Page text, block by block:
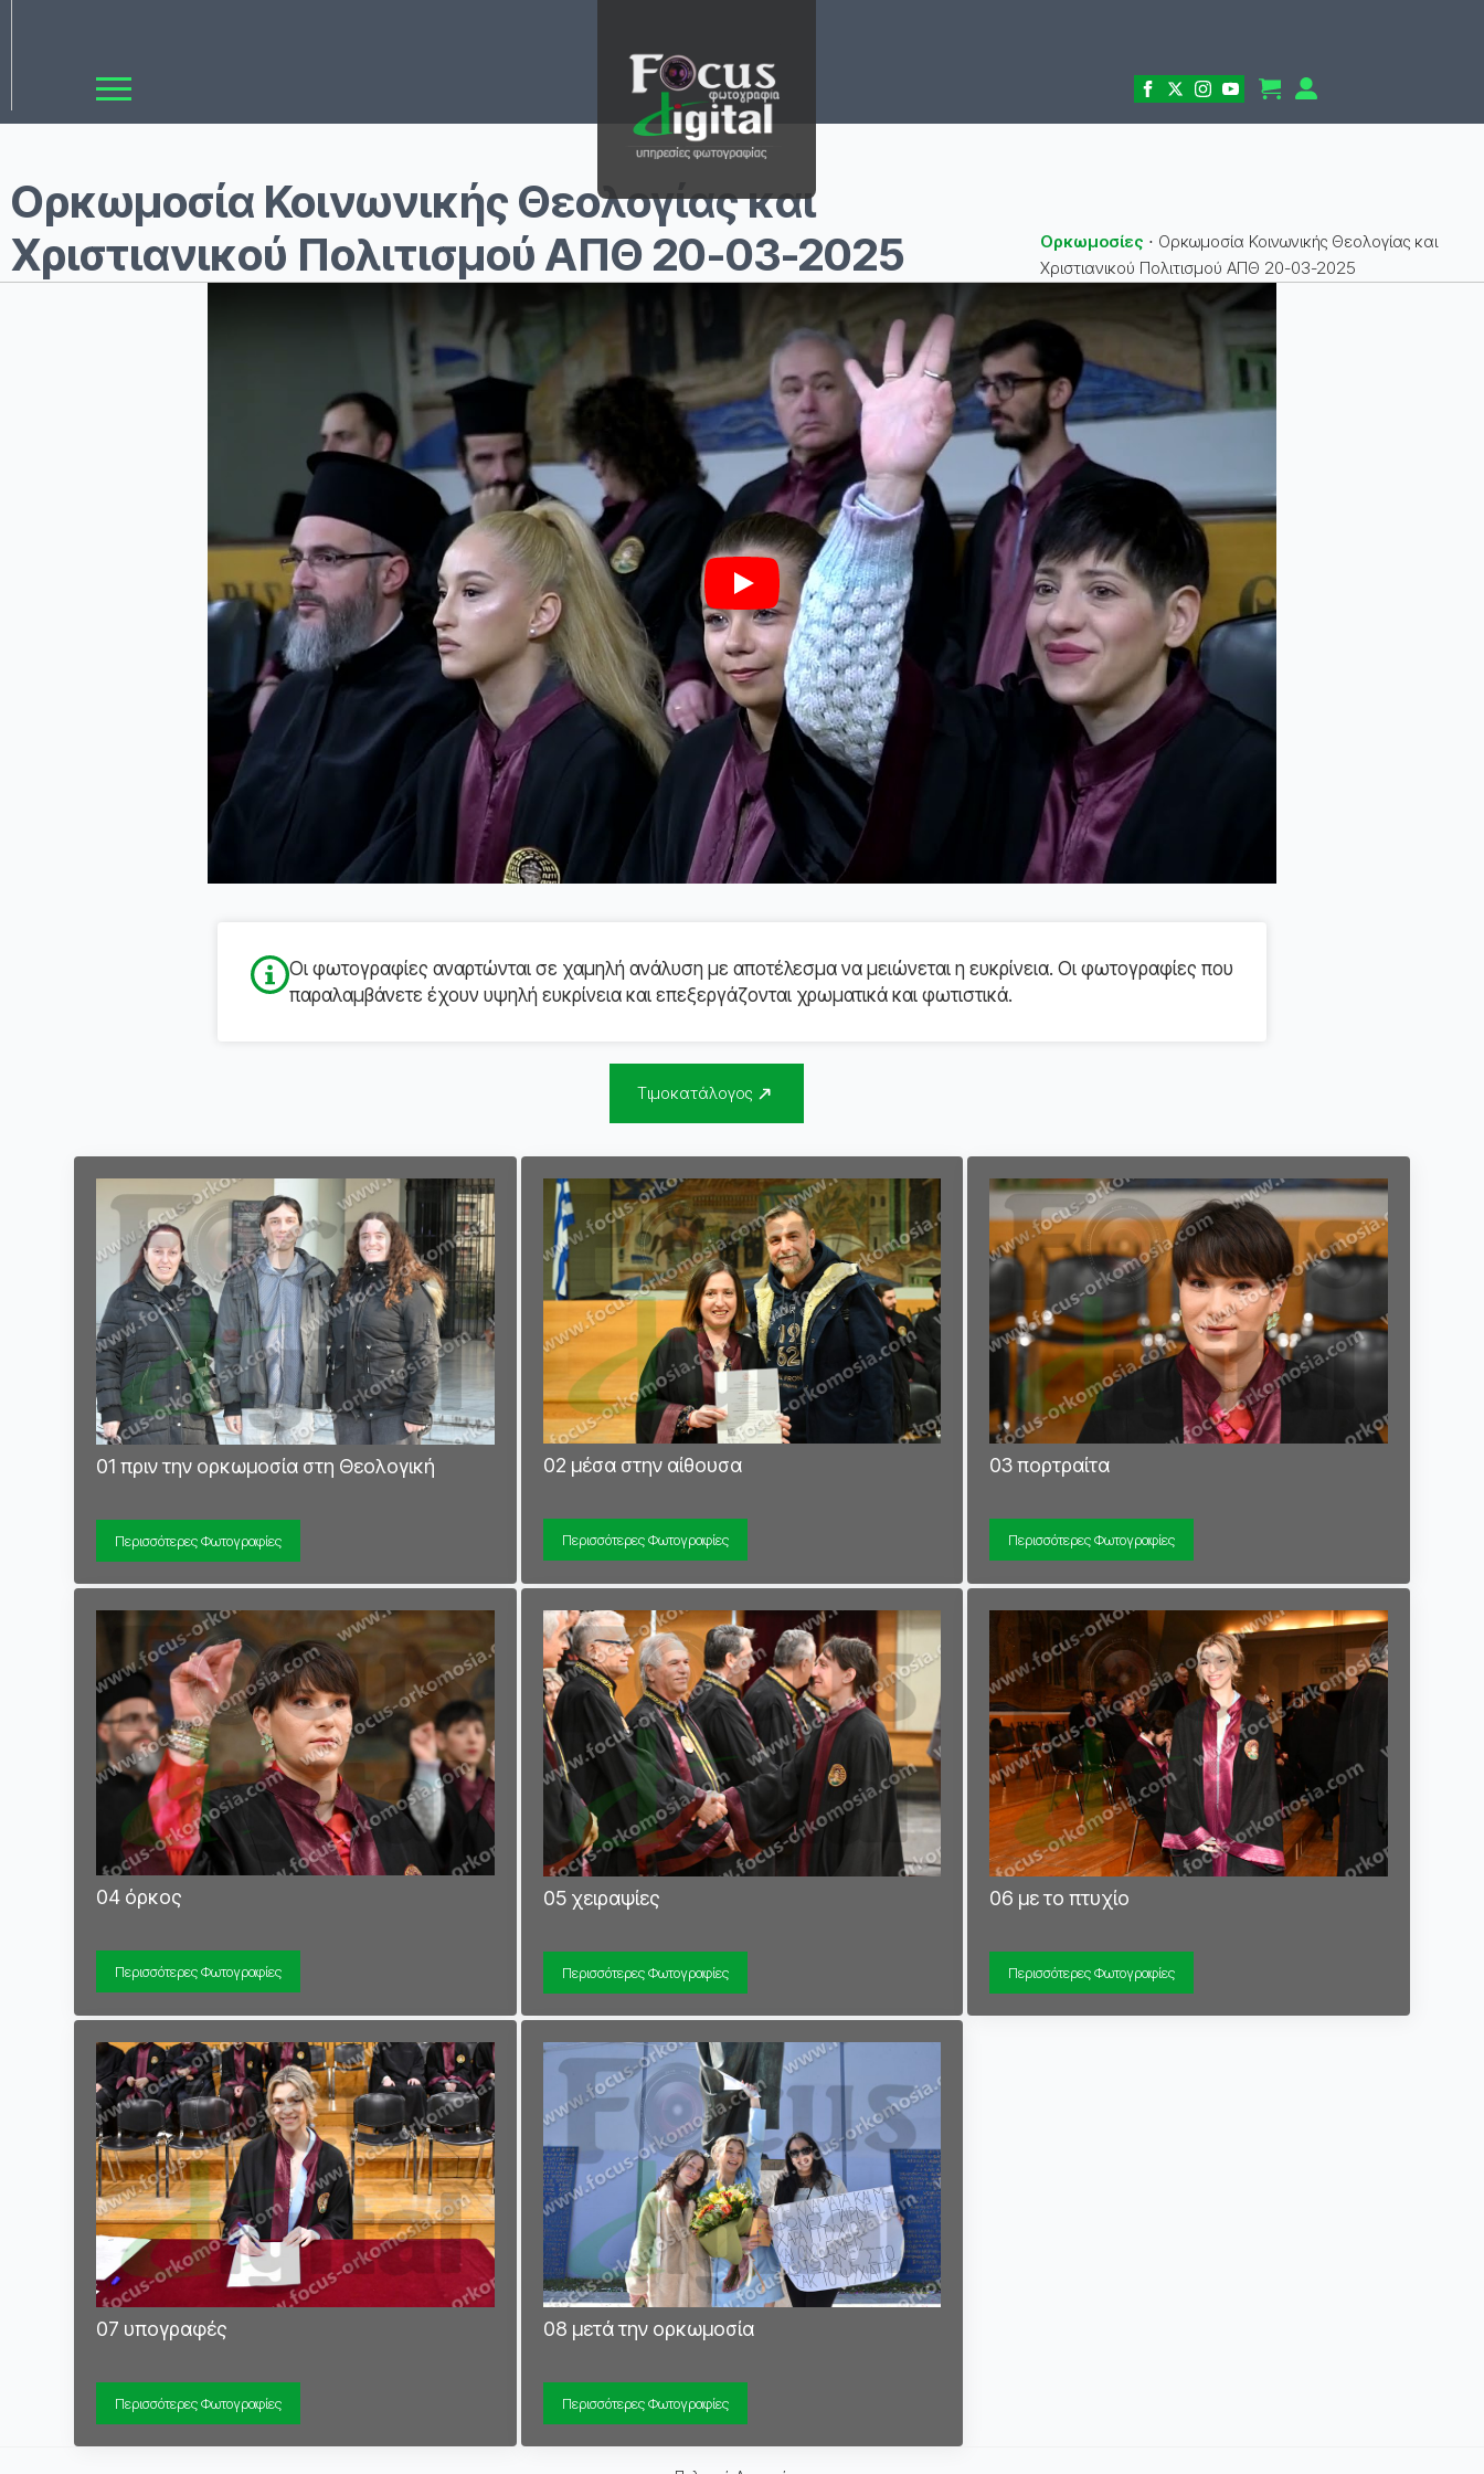
Ορκωμοσία Κοινωνικής Θεολογίας και
Χριστιανικού Πολιτισμού ΑΠΘ 20-03-2025
Ορκωμοσίες ⋅ Ορκωμοσία Κοινωνικής Θεολογίας και
Χριστιανικού Πολιτισμού ΑΠΘ 20-03-2025
Play
Οι φωτογραφίες αναρτώνται σε χαμηλή ανάλυση με αποτέλεσμα να μειώνεται η ευκρίνεια. Οι φωτογραφίες που
παραλαμβάνετε έχουν υψηλή ευκρίνεια και επεξεργάζονται χρωματικά και φωτιστικά.
Τιμοκατάλογος
01 πριν την ορκωμοσία στη Θεολογική
Περισσότερες Φωτογραφίες
02 μέσα στην αίθουσα
Περισσότερες Φωτογραφίες
03 πορτραίτα
Περισσότερες Φωτογραφίες
04 όρκος
Περισσότερες Φωτογραφίες
05 χειραψίες
Περισσότερες Φωτογραφίες
06 με το πτυχίο
Περισσότερες Φωτογραφίες
07 υπογραφές
Περισσότερες Φωτογραφίες
08 μετά την ορκωμοσία
Περισσότερες Φωτογραφίες